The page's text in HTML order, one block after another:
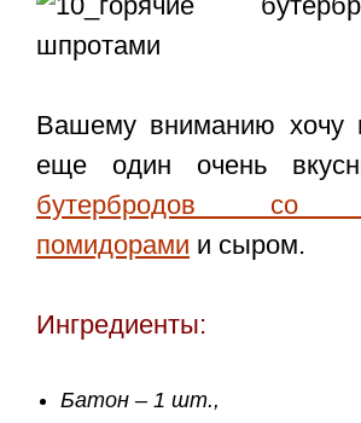
Вашему вниманию хочу
еще один очень
бутербродов со
помидорами и сыром.
Ингредиенты:
Батон – 1 шт.,